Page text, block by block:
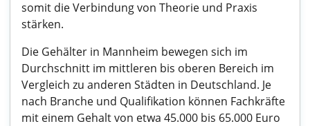
somit die Verbindung von Theorie und Praxis
stärken.
Die Gehälter in Mannheim bewegen sich im
Durchschnitt im mittleren bis oberen Bereich im
Vergleich zu anderen Städten in Deutschland. Je
nach Branche und Qualifikation können Fachkräfte
mit einem Gehalt von etwa 45.000 bis 65.000 Euro